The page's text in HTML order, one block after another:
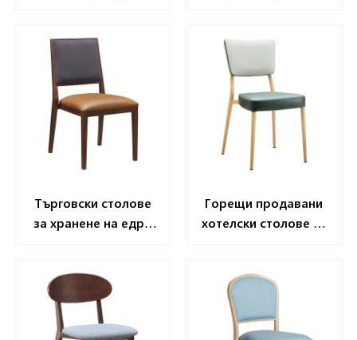
YL1645
Търговски столове
за хранене на едро
Горещи продавани
хотелски столове за